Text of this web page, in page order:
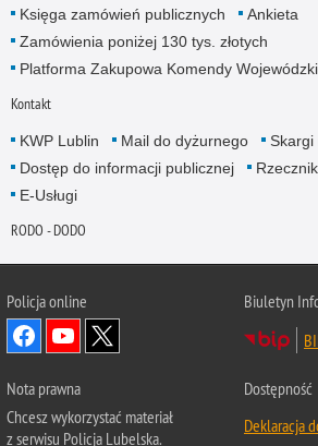
Księga zamówień publicznych
Ankieta
Zamówienia poniżej 130 tys. złotych
Platforma Zakupowa Komendy
Kontakt
KWP Lublin Mail do dyżurnego
Skargi
Dostęp do informacji publicznej
Rzecznik
E-Usługi
RODO - DODO
Policja online
Biuletyn
Nota prawna
Chcesz wykorzystać materiał
z serwisu Policja Lubelska.
Dostępność
Deklaracja